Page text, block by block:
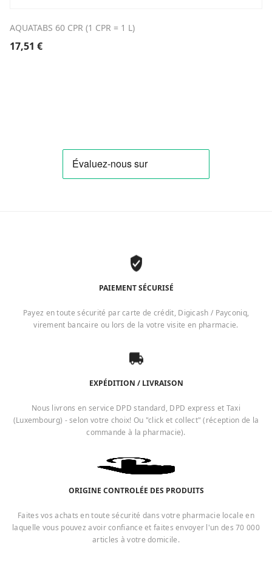
AQUATABS 60 CPR (1 CPR = 1 L)
17,51 €
PAIEMENT SÉCURISÉ
Payez en toute sécurité par carte de crédit, Digicash / Payconiq,
virement bancaire ou lors de la votre visite en pharmacie.
EXPÉDITION / LIVRAISON
Nous livrons en service DPD standard, DPD express et Taxi
(Luxembourg) - selon votre choix! Ou "click et collect" (réception de la
commande à la pharmacie).
ORIGINE CONTROLÉE DES PRODUITS
Faites vos achats en toute sécurité dans votre pharmacie locale en
laquelle vous pouvez avoir confiance et faites envoyer l'un des 70 000
articles à votre domicile.